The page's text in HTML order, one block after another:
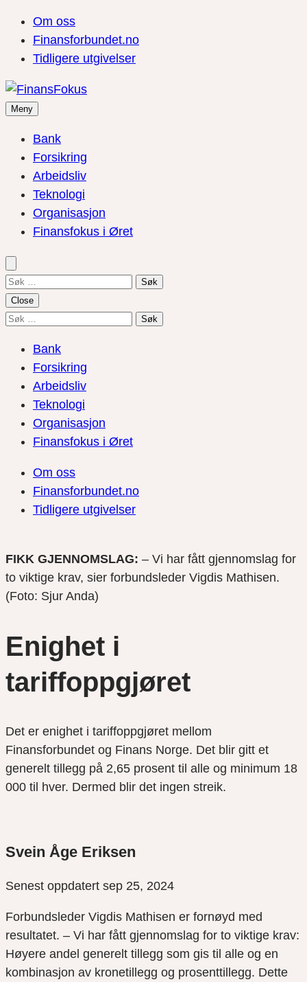
Om oss
Finansforbundet.no
Tidligere utgivelser
Meny
Bank
Forsikring
Arbeidsliv
Teknologi
Organisasjon
Finansfokus i Øret
Søk
etter:
Close
Søk
Bank
Forsikring
Arbeidsliv
Teknologi
Organisasjon
Finansfokus i Øret
Om oss
Finansforbundet.no
Tidligere utgivelser
FIKK GJENNOMSLAG: – Vi har fått gjennomslag for
to viktige krav, sier forbundsleder Vigdis Mathisen.
(Foto: Sjur Anda)
Enighet i
tariffoppgjøret
Det er enighet i tariffoppgjøret mellom
Finansforbundet og Finans Norge. Det blir gitt et
generelt tillegg på 2,65 prosent til alle og minimum 18
000 til hver. Dermed blir det ingen streik.
Svein Åge Eriksen
Senest oppdatert sep 25, 2024
Forbundsleder Vigdis Mathisen er fornøyd med
resultatet. – Vi har fått gjennomslag for to viktige krav:
Høyere andel generelt tillegg som gis til alle og en
kombinasjon av kronetillegg og prosenttillegg. Dette